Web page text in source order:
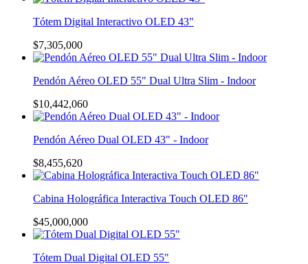
Tótem Digital Interactivo OLED 43"
$7,305,000
Pendón Aéreo OLED 55" Dual Ultra Slim - Indoor
$10,442,060
Pendón Aéreo Dual OLED 43" - Indoor
$8,455,620
Cabina Holográfica Interactiva Touch OLED 86"
$45,000,000
Tótem Dual Digital OLED 55"